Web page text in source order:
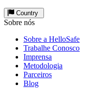
Country
Sobre nós
Sobre a HelloSafe
Trabalhe Conosco
Imprensa
Metodologia
Parceiros
Blog